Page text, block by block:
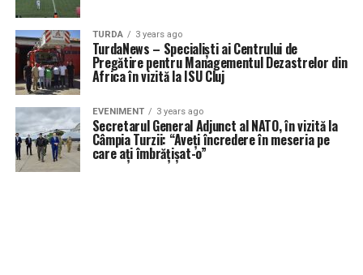
TURDA 3 years ago
TurdaNews – Specialiști ai Centrului de
Pregătire pentru Managementul Dezastrelor din
Africa în vizită la ISU Cluj
EVENIMENT 3 years ago
Secretarul General Adjunct al NATO, în vizită la
Câmpia Turzii: “Aveți încredere în meseria pe
care ați îmbrățișat-o”